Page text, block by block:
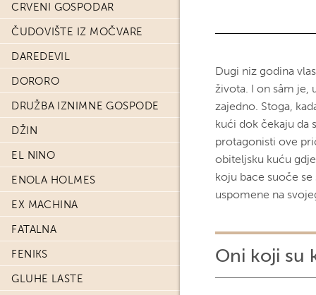
CRVENI GOSPODAR
ČUDOVIŠTE IZ MOČVARE
DAREDEVIL
DORORO
DRUŽBA IZNIMNE GOSPODE
DŽIN
EL NINO
ENOLA HOLMES
EX MACHINA
FATALNA
FENIKS
GLUHE LASTE
Dugi niz godina
života. I on sâm je,
zajedno. Stoga,
kući dok čekaju da
protagonisti ove
obiteljsku kuću
koju bace suoče
uspomene na
Oni koji su